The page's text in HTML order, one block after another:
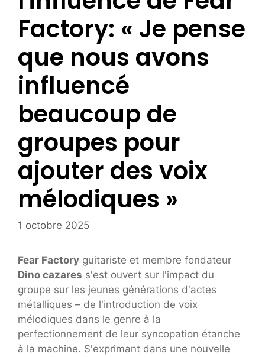
Factory: « Je pense
que nous avons
influencé
beaucoup de
groupes pour
ajouter des voix
mélodiques »
1 octobre 2025
Fear Factory guitariste et membre fondateur
Dino cazares s'est ouvert sur l'impact du
groupe sur les jeunes générations d'actes
métalliques – de l'introduction de voix
mélodiques dans le genre à la
perfectionnement de leur syncopation étanche
à la machine. S'exprimant dans une nouvelle